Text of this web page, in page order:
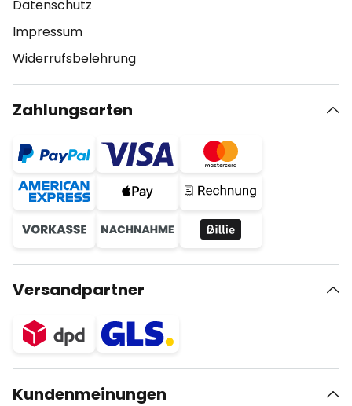
Datenschutz
Impressum
Widerrufsbelehrung
Zahlungsarten
Versandpartner
Kundenmeinungen